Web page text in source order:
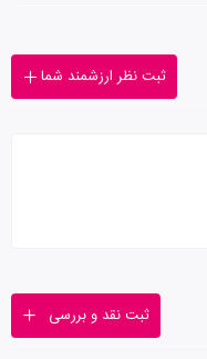
ثبت نظر ارزشمند شما
ثبت نقد و بررسی